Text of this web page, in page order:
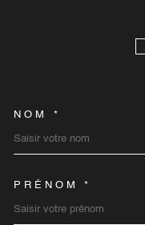
NOM *
PRÉNOM *